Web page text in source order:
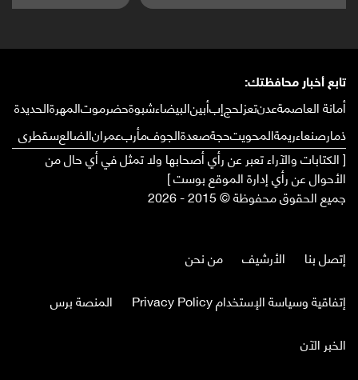
تابع أخبار محافظتك:
أمانة العاصمةعدنتعزلحجإبأبينالبيضاءشبوةحضرموتالمهرةالحديدة
ذمارصنعاءريمةالمحويتحجةصعدةالجوفمأربعمرانالضالعسقطرى
[ الكتابات والآراء تعبر عن رأي أصحابها ولا تمثل في أي حال من
الأحوال عن رأي إدارة الموقع بوست ]
جميع الحقوق محفوظة © 2015 - 2026
إتصل بنا الأرشيف
من نحن
إتفاقية وسياسة الإستخدام Privacy Policy
المنصة برس
الخبر الآن